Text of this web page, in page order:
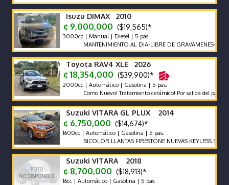
Isuzu DIMAX 2010
¢ 9,000,000 ($19,565)*
3000cc | Manual | Diesel | 5 pas.
MANTENIMIENTO AL DIA-LIBRE DE GRAVAMENES-LLANTAS
Toyota RAV4 XLE 2026
¢ 18,354,000 ($39,900)*
2000cc | Automático | Gasolina | 5 pas.
Como Nuevo! Tratamiento cerámico! Por salida del país no se
Suzuki VITARA GL PLUX 2014
¢ 6,750,000 ($14,674)*
1600cc | Automático | Gasolina | 5 pas.
BICOLOR LLANTAS FIRESTONE NUEVAS KEYLESS
Suzuki VITARA 2018
¢ 8,700,000 ($18,913)*
16cc | Automático | Gasolina | 5 pas.